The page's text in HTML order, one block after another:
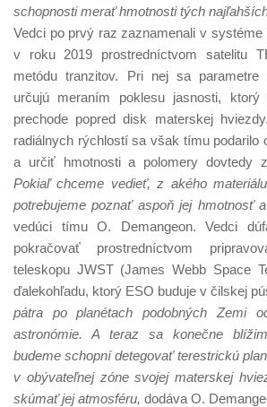
schopnosti merať hmotnosti tých
Vedci po prvý raz zaznamenali v systéme
v roku 2019 prostredníctvom satelitu
metódu tranzitov. Pri nej sa parametre
určujú meraním poklesu jasnosti,
prechode popred disk materskej
radiálnych rýchlostí sa však tímu podarilo
a určiť hmotnosti a polomery dovtedy
Pokiaľ chceme vedieť, z akého
potrebujeme poznať aspoň jej hmotnosť
vedúci tímu O. Demangeon. Vedci
pokračovať prostredníctvom
teleskopu JWST (James Webb Space
ďalekohľadu, ktorý ESO buduje v čilskej
pátra po planétach podobných Zemi
astronómie. A teraz sa konečne
budeme schopní detegovať terestrickú
v obývateľnej zóne svojej materskej
skúmať jej atmosféru, dodáva O.